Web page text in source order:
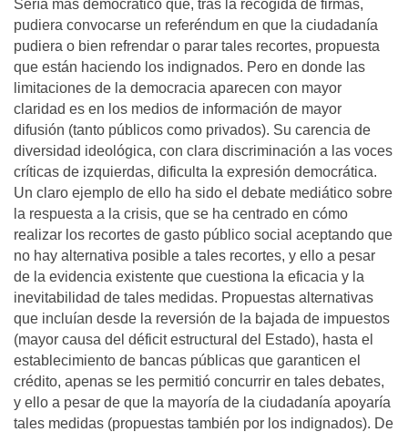
Sería más democrático que, tras la recogida de firmas,
pudiera convocarse un referéndum en que la ciudadanía
pudiera o bien refrendar o parar tales recortes, propuesta
que están haciendo los indignados. Pero en donde las
limitaciones de la democracia aparecen con mayor
claridad es en los medios de información de mayor
difusión (tanto públicos como privados). Su carencia de
diversidad ideológica, con clara discriminación a las voces
críticas de izquierdas, dificulta la expresión democrática.
Un claro ejemplo de ello ha sido el debate mediático sobre
la respuesta a la crisis, que se ha centrado en cómo
realizar los recortes de gasto público social aceptando que
no hay alternativa posible a tales recortes, y ello a pesar
de la evidencia existente que cuestiona la eficacia y la
inevitabilidad de tales medidas. Propuestas alternativas
que incluían desde la reversión de la bajada de impuestos
(mayor causa del déficit estructural del Estado), hasta el
establecimiento de bancas públicas que garanticen el
crédito, apenas se les permitió concurrir en tales debates,
y ello a pesar de que la mayoría de la ciudadanía apoyaría
tales medidas (propuestas también por los indignados). De